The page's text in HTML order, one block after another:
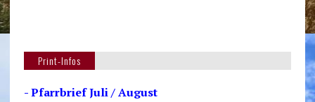
Print-Infos
- Pfarrbrief Juli / August